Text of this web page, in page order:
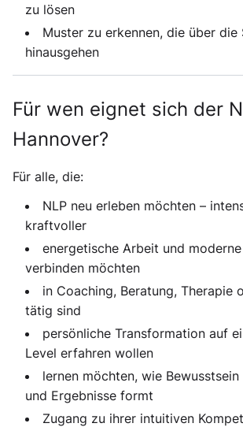
zu lösen
Muster zu erkennen, die über die
hinausgehen
Für wen eignet sich der
Hannover?
Für alle, die:
NLP neu erleben möchten –
kraftvoller
energetische Arbeit und
verbinden möchten
in Coaching, Beratung, Therapie
tätig sind
persönliche Transformation auf
Level erfahren wollen
lernen möchten, wie
und Ergebnisse formt
Zugang zu ihrer intuitiven